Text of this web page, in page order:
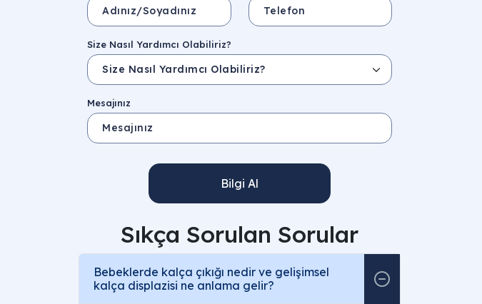
Size Nasıl Yardımcı Olabiliriz?
Mesajınız
Bilgi Al
Sıkça Sorulan Sorular
Bebeklerde kalça çıkığı nedir ve gelişimsel
kalça displazisi ne anlama gelir?